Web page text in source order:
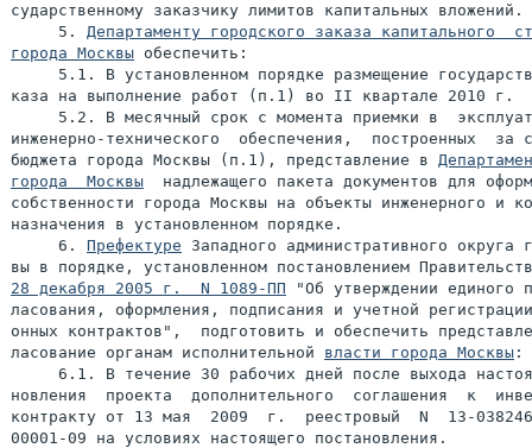
сударственному заказчику лимитов капитальных вложений.
     5.
Департаменту городского заказа капитального
города Москвы обеспечить:
5.1. В установленном порядке размещение
каза на выполнение работ (п.1) во II квартале 2010 г.
5.2. В месячный срок с момента приемки в
инженерно-технического  обеспечения,  построенных  за
бюджета города Москвы (п.1), представление в
города  Москвы
надлежащего пакета документов для
собственности города Москвы на объекты инженерного и
назначения в установленном порядке.
     6.
Префектуре Западного административного округа
28 декабря 2005 г.  N 1089-ПП "Об утверждении единого
ласования, оформления, подписания и учетной
онных контрактов",  подготовить и обеспечить
ласование органам исполнительной власти города Москвы :
6.1. В течение 30 рабочих дней после выхода
новления  проекта  дополнительного  соглашения  к
контракту от 13 мая  2009  г.  реестровый  N  13-
00001-09 на условиях настоящего постановления.